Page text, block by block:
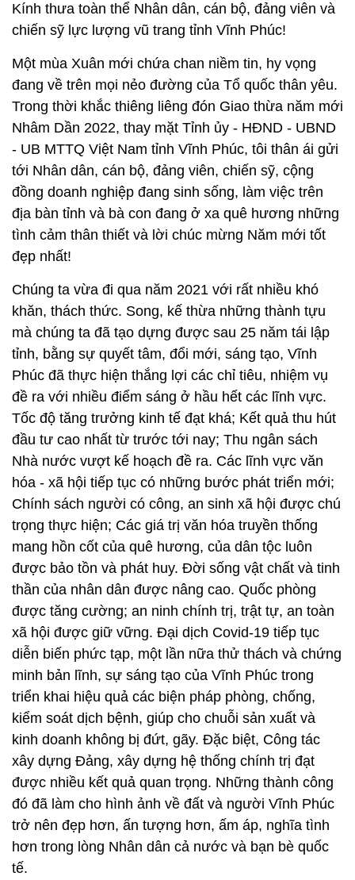
Kính thưa toàn thể Nhân dân, cán bộ, đảng viên và
chiến sỹ lực lượng vũ trang tỉnh Vĩnh Phúc!
Một mùa Xuân mới chứa chan niềm tin, hy vọng
đang về trên mọi nẻo đường của Tổ quốc thân yêu.
Trong thời khắc thiêng liêng đón Giao thừa năm mới
Nhâm Dần 2022, thay mặt Tỉnh ủy - HĐND - UBND
- UB MTTQ Việt Nam tỉnh Vĩnh Phúc, tôi thân ái gửi
tới Nhân dân, cán bộ, đảng viên, chiến sỹ, cộng
đồng doanh nghiệp đang sinh sống, làm việc trên
địa bàn tỉnh và bà con đang ở xa quê hương những
tình cảm thân thiết và lời chúc mừng Năm mới tốt
đẹp nhất!
Chúng ta vừa đi qua năm 2021 với rất nhiều khó
khăn, thách thức. Song, kế thừa những thành tựu
mà chúng ta đã tạo dựng được sau 25 năm tái lập
tỉnh, bằng sự quyết tâm, đổi mới, sáng tạo, Vĩnh
Phúc đã thực hiện thắng lợi các chỉ tiêu, nhiệm vụ
đề ra với nhiều điểm sáng ở hầu hết các lĩnh vực.
Tốc độ tăng trưởng kinh tế đạt khá; Kết quả thu hút
đầu tư cao nhất từ trước tới nay; Thu ngân sách
Nhà nước vượt kế hoạch đề ra. Các lĩnh vực văn
hóa - xã hội tiếp tục có những bước phát triển mới;
Chính sách người có công, an sinh xã hội được chú
trọng thực hiện; Các giá trị văn hóa truyền thống
mang hồn cốt của quê hương, của dân tộc luôn
được bảo tồn và phát huy. Đời sống vật chất và tinh
thần của nhân dân được nâng cao. Quốc phòng
được tăng cường; an ninh chính trị, trật tự, an toàn
xã hội được giữ vững. Đại dịch Covid-19 tiếp tục
diễn biến phức tạp, một lần nữa thử thách và chứng
minh bản lĩnh, sự sáng tạo của Vĩnh Phúc trong
triển khai hiệu quả các biện pháp phòng, chống,
kiểm soát dịch bệnh, giúp cho chuỗi sản xuất và
kinh doanh không bị đứt, gãy. Đặc biệt, Công tác
xây dựng Đảng, xây dựng hệ thống chính trị đạt
được nhiều kết quả quan trọng. Những thành công
đó đã làm cho hình ảnh về đất và người Vĩnh Phúc
trở nên đẹp hơn, ấn tượng hơn, ấm áp, nghĩa tình
hơn trong lòng Nhân dân cả nước và bạn bè quốc
tế.